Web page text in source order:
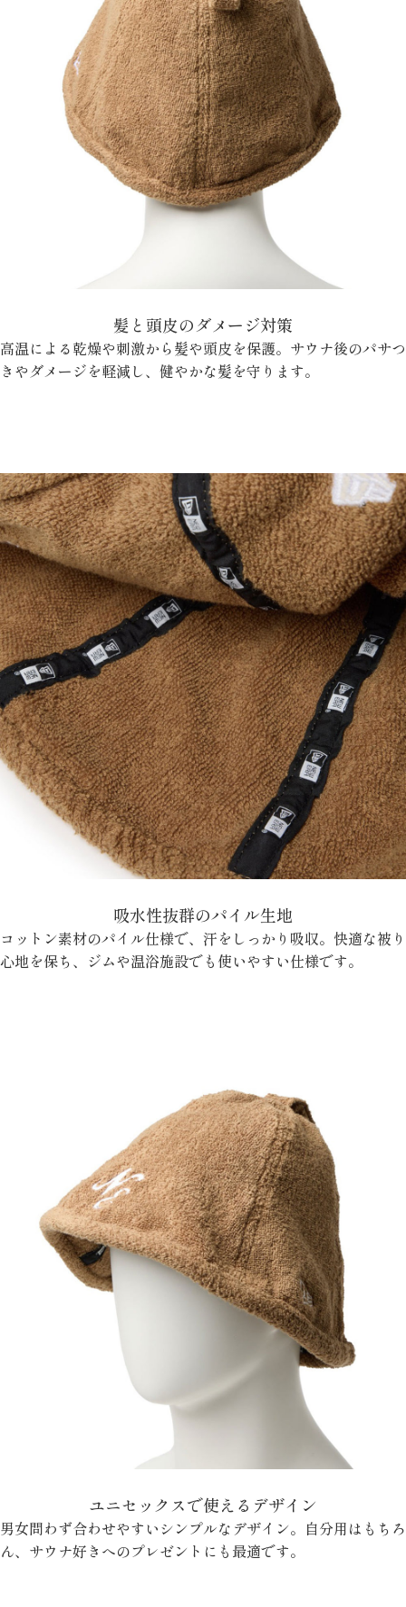
髪と頭皮のダメージ対策
高温による乾燥や刺激から髪や頭皮を保護。サウナ後のパサつ
きやダメージを軽減し、健やかな髪を守ります。
吸水性抜群のパイル生地
コットン素材のパイル仕様で、汗をしっかり吸収。快適な被り
心地を保ち、ジムや温浴施設でも使いやすい仕様です。
ユニセックスで使えるデザイン
男女問わず合わせやすいシンプルなデザイン。自分用はもちろ
ん、サウナ好きへのプレゼントにも最適です。